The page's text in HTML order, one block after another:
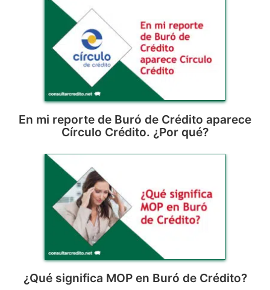
En mi reporte de Buró de Crédito aparece
Círculo Crédito. ¿Por qué?
¿Qué significa MOP en Buró de Crédito?